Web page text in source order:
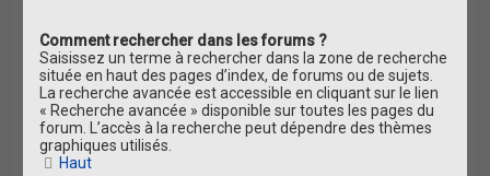
Comment rechercher dans les forums ?
Saisissez un terme à rechercher dans la zone de recherche
située en haut des pages d’index, de forums ou de sujets.
La recherche avancée est accessible en cliquant sur le lien
« Recherche avancée » disponible sur toutes les pages du
forum. L’accès à la recherche peut dépendre des thèmes
graphiques utilisés.
Haut